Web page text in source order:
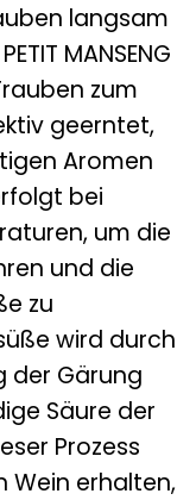
langsam
MANSENG
zum
geerntet,
Aromen
bei
um die
und die
zu
wird durch
der Gärung
Säure der
Prozess
Wein erhalten,